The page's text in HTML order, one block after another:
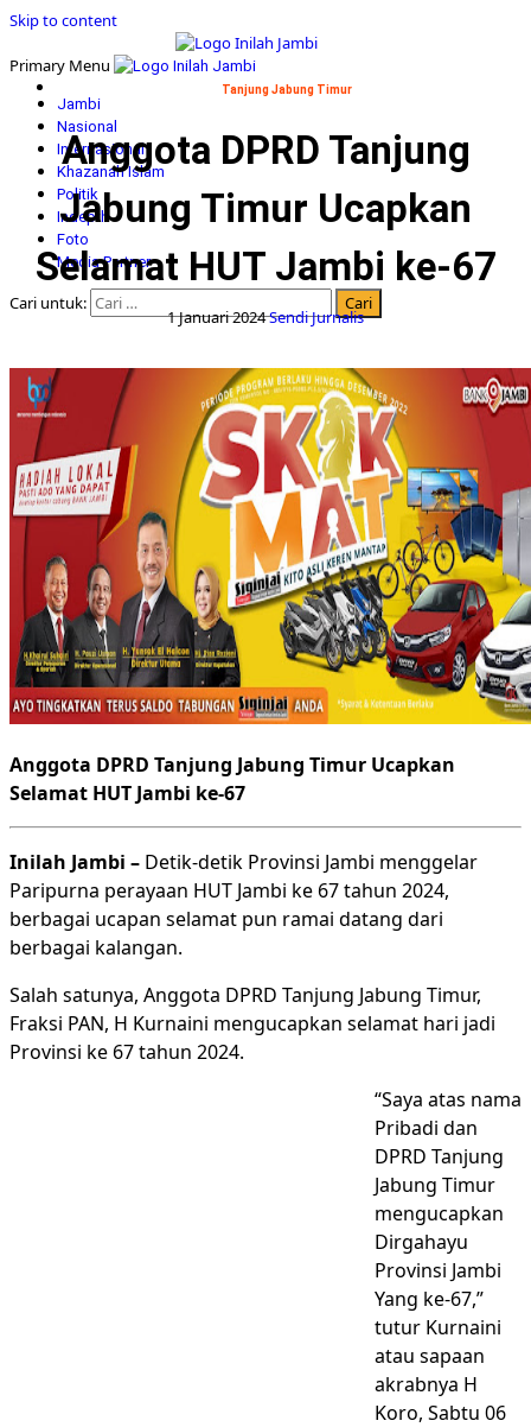
Skip to content
Primary Menu
Jambi
Nasional
Internasional
Khazanah Islam
Politik
Indepth
Foto
Media Partner
Cari untuk:
Tanjung Jabung Timur
Anggota DPRD Tanjung
Jabung Timur Ucapkan
Selamat HUT Jambi ke-67
1 Januari 2024Sendi Jurnalis
Anggota DPRD Tanjung Jabung Timur Ucapkan
Selamat HUT Jambi ke-67
Inilah Jambi – Detik-detik Provinsi Jambi menggelar
Paripurna perayaan HUT Jambi ke 67 tahun 2024,
berbagai ucapan selamat pun ramai datang dari
berbagai kalangan.
Salah satunya, Anggota DPRD Tanjung Jabung Timur,
Fraksi PAN, H Kurnaini mengucapkan selamat hari jadi
Provinsi ke 67 tahun 2024.
“Saya atas nama
Pribadi dan
DPRD Tanjung
Jabung Timur
mengucapkan
Dirgahayu
Provinsi Jambi
Yang ke-67,”
tutur Kurnaini
atau sapaan
akrabnya H
Koro, Sabtu 06